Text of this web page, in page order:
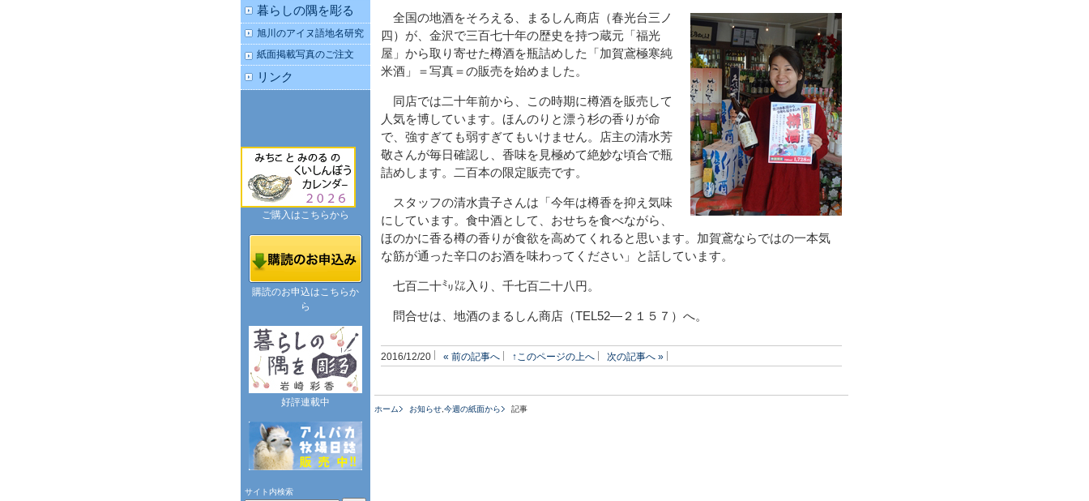
全国の地酒をそろえる、まるしん商店（春光台三ノ
四）が、金沢で三百七十年の歴史を持つ蔵元「福光
屋」から取り寄せた樽酒を瓶詰めした「加賀鳶極寒純
米酒」＝写真＝の販売を始めました。
同店では二十年前から、この時期に樽酒を販売して
人気を博しています。ほんのりと漂う杉の香りが命
で、強すぎても弱すぎてもいけません。店主の清水芳
敬さんが毎日確認し、香味を見極めて絶妙な頃合で瓶
詰めします。二百本の限定販売です。
スタッフの清水貴子さんは「今年は樽香を抑え気味
にしています。食中酒として、おせちを食べながら、
ほのかに香る樽の香りが食欲を高めてくれると思います。加賀鳶ならではの一本気
な筋が通った辛口のお酒を味わってください」と話しています。
七百二十㍉㍑入り、千七百二十八円。
問合せは、地酒のまるしん商店（TEL52―２１５７）へ。
2016/12/20 « 前の記事へ ↑このページの上へ 次の記事へ »
ホーム お知らせ 今週の紙面から 記事
暮らしの隅を彫る
旭川のアイヌ語地名研究
紙面掲載写真のご注文
リンク
ご購入はこちらから
購読のお申込はこちらか
ら
好評連載中
サイト内検索